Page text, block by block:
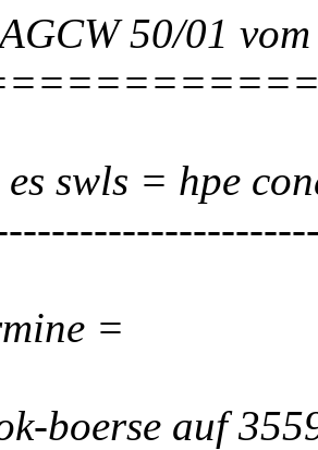
50/01
swls = hpe
=
boerse auf